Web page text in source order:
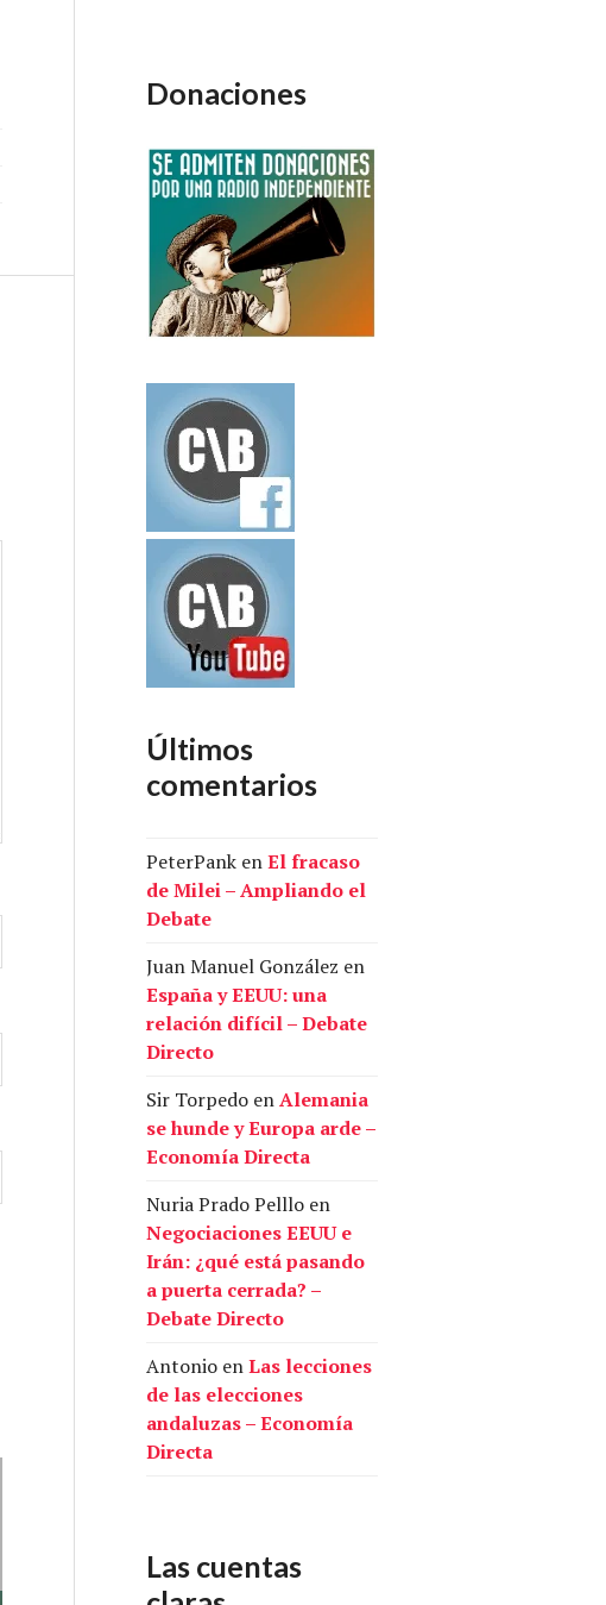
Donaciones
Últimos
comentarios
PeterPank enEl fracaso
de Milei – Ampliando el
Debate
Juan Manuel González en
España y EEUU: una
relación difícil – Debate
Directo
Sir Torpedo enAlemania
se hunde y Europa arde –
Economía Directa
Nuria Prado Pelllo en
Negociaciones EEUU e
Irán: ¿qué está pasando
a puerta cerrada? –
Debate Directo
Antonio enLas lecciones
de las elecciones
andaluzas – Economía
Directa
Las cuentas